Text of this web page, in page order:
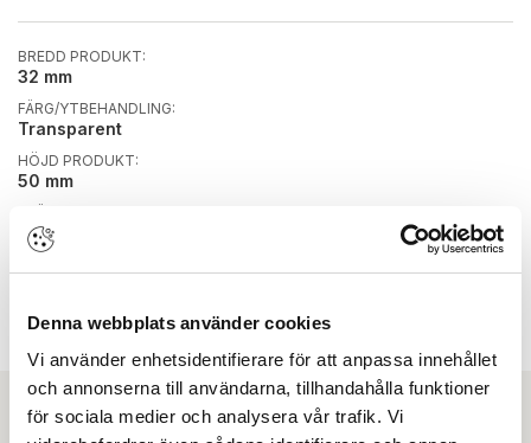
Denna webbplats använder cookies
Vi använder enhetsidentifierare för att anpassa innehållet
och annonserna till användarna, tillhandahålla funktioner
för sociala medier och analysera vår trafik. Vi
BREDD PRODUKT:
32 mm
FÄRG/YTBEHANDLING:
Transparent
HÖJD PRODUKT:
50 mm
AC/DC
SPÄNNING MIN: